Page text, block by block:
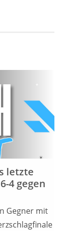
letzte
4 gegen
Gegner mit